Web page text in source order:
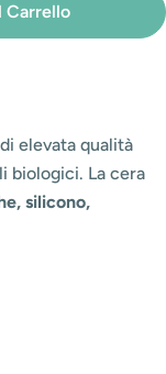
Cera Barattolo
Carrello
elevata qualità
biologici. La cera
silicono,